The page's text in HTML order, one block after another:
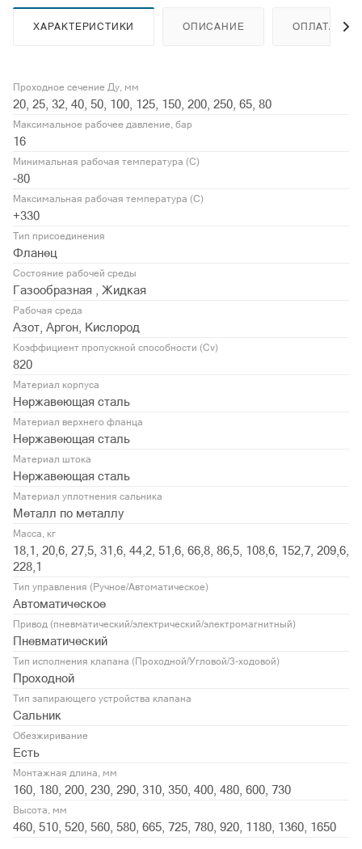
ХАРАКТЕРИСТИКИ ОПИСАНИЕ ОПЛАТА
Проходное сечение Ду, мм
20, 25, 32, 40, 50, 100, 125, 150, 200, 250, 65, 80
Максимальное рабочее давление, бар
16
Минимальная рабочая температура (С)
-80
Максимальная рабочая температура (С)
+330
Тип присоединения
Фланец
Состояние рабочей среды
Газообразная , Жидкая
Рабочая среда
Азот, Аргон, Кислород
Коэффициент пропускной способности (Cv)
820
Материал корпуса
Нержавеющая сталь
Материал верхнего фланца
Нержавеющая сталь
Материал штока
Нержавеющая сталь
Материал уплотнения сальника
Металл по металлу
Масса, кг
18,1, 20,6, 27,5, 31,6, 44,2, 51,6, 66,8, 86,5, 108,6, 152,7, 209,6,
228,1
Тип управления (Ручное/Автоматическое)
Автоматическое
Привод (пневматический/электрический/электромагнитный)
Пневматический
Тип исполнения клапана (Проходной/Угловой/3-ходовой)
Проходной
Тип запирающего устройства клапана
Сальник
Обезжиривание
Есть
Монтажная длина, мм
160, 180, 200, 230, 290, 310, 350, 400, 480, 600, 730
Высота, мм
460, 510, 520, 560, 580, 665, 725, 780, 920, 1180, 1360, 1650